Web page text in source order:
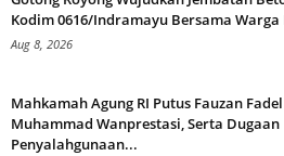
Kodim 0616/Indramayu Bersama Warga
Aug 8, 2026
Mahkamah Agung RI Putus Fauzan Fadel
Muhammad Wanprestasi, Serta Dugaan
Penyalahgunaan...